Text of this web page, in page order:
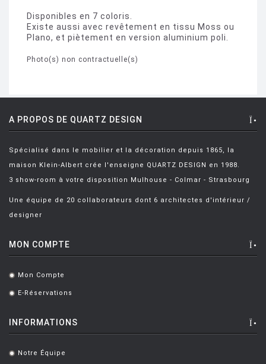
Disponibles en 7 coloris.
Existe aussi avec revêtement en tissu Moss ou
Plano, et piètement en version aluminium poli.
Photo(s) non contractuelle(s)
A PROPOS DE QUARTZ DESIGN
Spécialisé dans le mobilier et la décoration depuis 1865, la
maison Klein-Albert crée l'enseigne QUARTZ DESIGN en 1988.
3 show-room à votre disposition Mulhouse - Colmar - Strasbourg
Une équipe de 20 collaborateurs dont 6 architectes d'intérieur /
designer
MON COMPTE
. Mon Compte
. E-Réservations
INFORMATIONS
. Notre Équipe